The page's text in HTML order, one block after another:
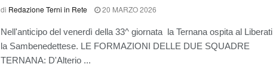
di Redazione Terni in Rete 20 MARZO 2026
Nell'anticipo del venerdì della 33^ giornata la Ternana ospita al Liberati
la Sambenedettese. LE FORMAZIONI DELLE DUE SQUADRE
TERNANA: D'Alterio ...